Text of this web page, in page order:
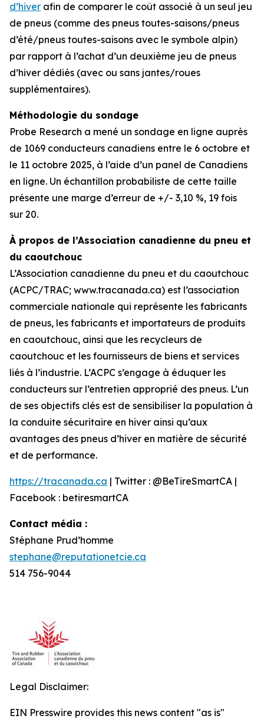
d’hiver afin de comparer le coût associé à un seul jeu
de pneus (comme des pneus toutes-saisons/pneus
d’été/pneus toutes-saisons avec le symbole alpin)
par rapport à l’achat d’un deuxième jeu de pneus
d’hiver dédiés (avec ou sans jantes/roues
supplémentaires).
Méthodologie du sondage
Probe Research a mené un sondage en ligne auprès
de 1069 conducteurs canadiens entre le 6 octobre et
le 11 octobre 2025, à l’aide d’un panel de Canadiens
en ligne. Un échantillon probabiliste de cette taille
présente une marge d’erreur de +/- 3,10 %, 19 fois
sur 20.
À propos de l’Association canadienne du pneu et
du caoutchouc
L’Association canadienne du pneu et du caoutchouc
(ACPC/TRAC; www.tracanada.ca) est l’association
commerciale nationale qui représente les fabricants
de pneus, les fabricants et importateurs de produits
en caoutchouc, ainsi que les recycleurs de
caoutchouc et les fournisseurs de biens et services
liés à l’industrie. L’ACPC s’engage à éduquer les
conducteurs sur l’entretien approprié des pneus. L’un
de ses objectifs clés est de sensibiliser la population à
la conduite sécuritaire en hiver ainsi qu’aux
avantages des pneus d’hiver en matière de sécurité
et de performance.
https://tracanada.ca | Twitter : @BeTireSmartCA |
Facebook : betiresmartCA
Contact média :
Stéphane Prud’homme
stephane@reputationetcie.ca
514 756-9044
Legal Disclaimer:
EIN Presswire provides this news content "as is"